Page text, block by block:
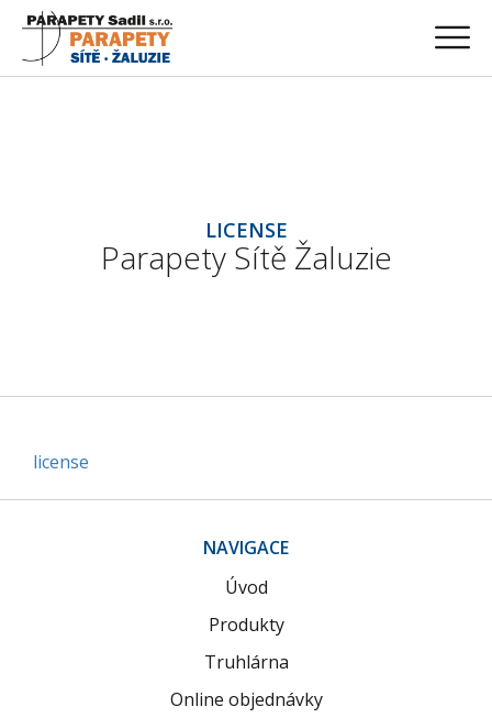
LICENSE
Parapety Sítě Žaluzie
license
NAVIGACE
Úvod
Produkty
Truhlárna
Online objednávky